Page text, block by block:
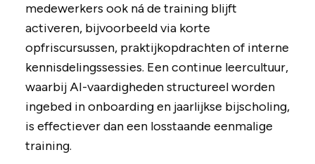
medewerkers ook ná de training blijft
activeren, bijvoorbeeld via korte
opfriscursussen, praktijkopdrachten of interne
kennisdelingssessies. Een continue leercultuur,
waarbij AI-vaardigheden structureel worden
ingebed in onboarding en jaarlijkse bijscholing,
is effectiever dan een losstaande eenmalige
training.